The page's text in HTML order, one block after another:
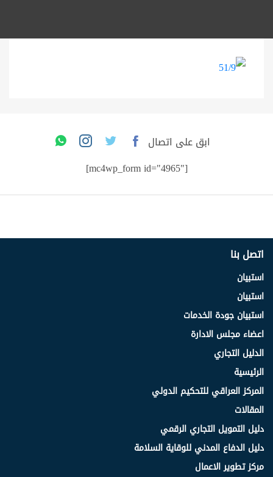
ابق على اتصال
[mc4wp_form id="4965"]
اتصل بنا
استبيان
استبيان
استبيان جودة الخدمات
اعضاء مجلس الادارة
الدليل التجاري
الرئيسية
المركز العراقي للتحكيم الدولي
المقالات
دليل التمويل التجاري الرقمي
دليل الدفاع المدني للوقاية السلامة
مركز تطوير الاعمال